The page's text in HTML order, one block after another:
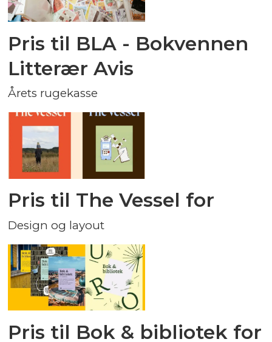
Pris til BLA - Bokvennen
Litterær Avis
Årets rugekasse
Pris til The Vessel for
Design og layout
Pris til Bok & bibliotek for